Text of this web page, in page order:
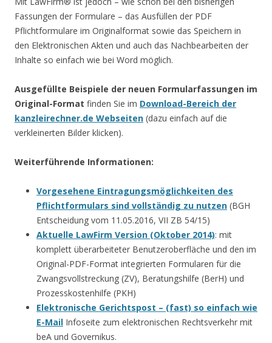
Fassungen der Formulare – das Ausfüllen der PDF
Pflichtformulare im Originalformat sowie das Speichern in
den Elektronischen Akten und auch das Nachbearbeiten der
Inhalte so einfach wie bei Word möglich.
Ausgefüllte Beispiele der neuen Formularfassungen im
Original-Format finden Sie im Download-Bereich der
kanzleirechner.de Webseiten (dazu einfach auf die
verkleinerten Bilder klicken).
Weiterführende Informationen:
Vorgesehene Eintragungsmöglichkeiten des
Pflichtformulars sind vollständig zu nutzen (BGH
Entscheidung vom 11.05.2016, VII ZB 54/15)
Aktuelle LawFirm Version (Oktober 2014): mit
komplett überarbeiteter Benutzeroberfläche und den im
Original-PDF-Format integrierten Formularen für die
Zwangsvollstreckung (ZV), Beratungshilfe (BerH) und
Prozesskostenhilfe (PKH)
Elektronische Gerichtspost – (fast) so einfach wie
E-Mail Infoseite zum elektronischen Rechtsverkehr mit
beA und Governikus.